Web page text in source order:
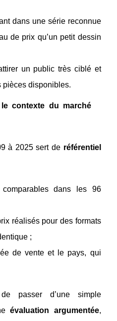
dans une série reconnue
de prix qu’un petit dessin
un public très ciblé et
pièces disponibles.
contexte du marché
à 2025 sert de référentiel
dans les 96
réalisés pour des formats
;
de vente et le pays, qui
passer d’une simple
évaluation argumentée,